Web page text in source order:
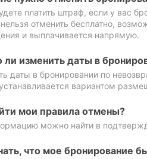
платить штраф, если у вас
отменить бесплатно,
и выплачивается напрямую.
изменить даты в
даты в бронировании по
вариантом
мои правила отмены?
можно найти в
что мое бронирование